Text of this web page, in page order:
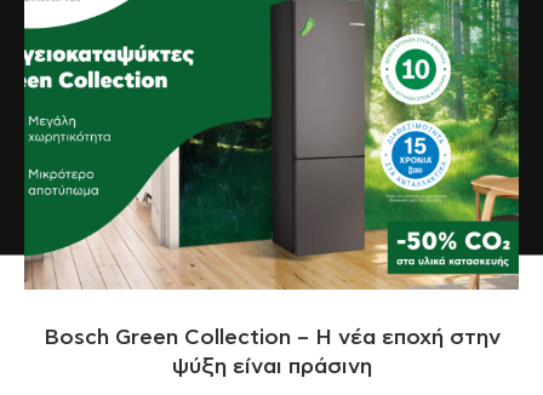
Bosch Green Collection – Η νέα εποχή στην
ψύξη είναι πράσινη